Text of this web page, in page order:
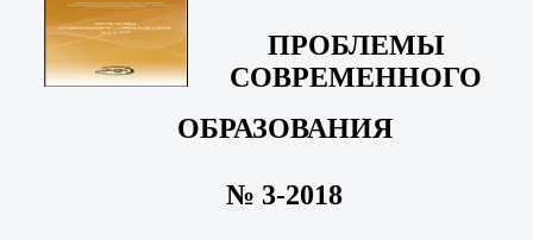
ПРОБЛЕМЫ
СОВРЕМЕННОГО
ОБРАЗОВАНИЯ
№ 3-2018